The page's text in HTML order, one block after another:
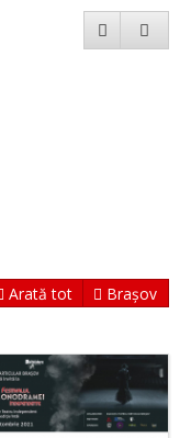
Arată tot Brașov